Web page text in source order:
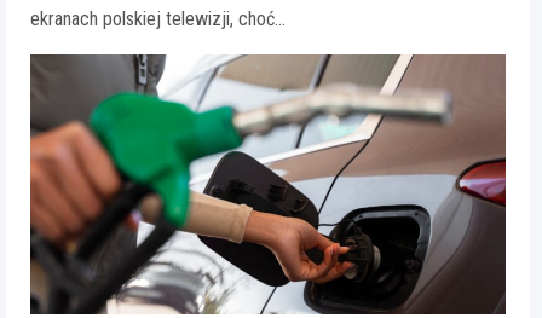
ekranach polskiej telewizji, choć…